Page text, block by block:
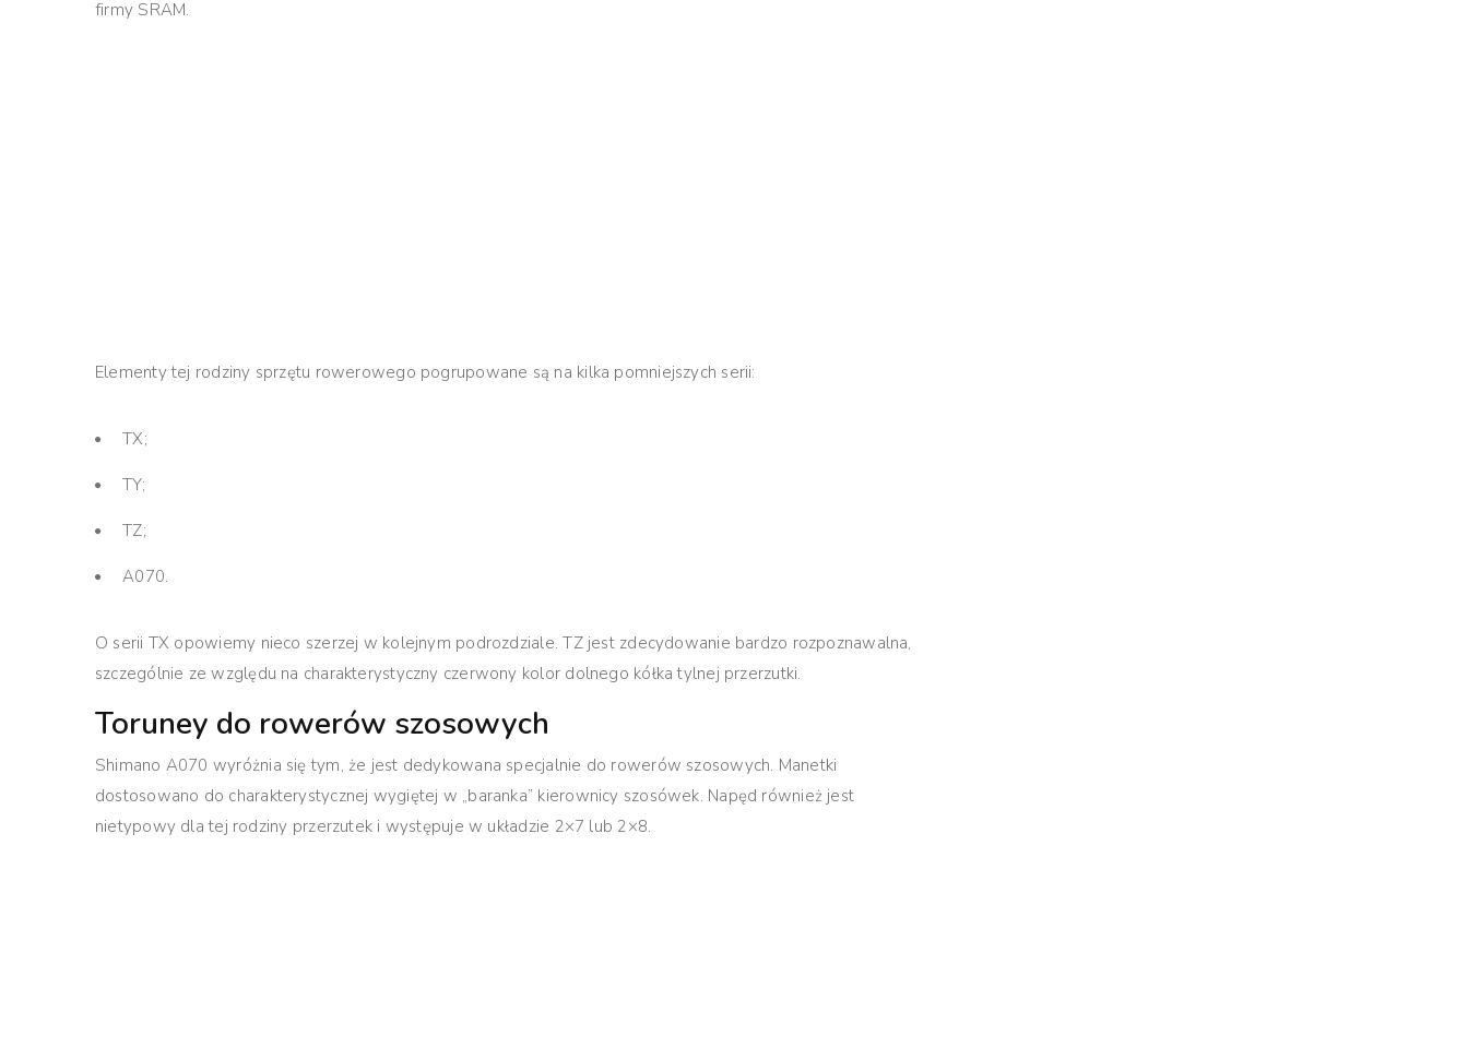
firmy SRAM.
Elementy tej rodziny sprzętu rowerowego pogrupowane są na kilka pomniejszych serii:
TX;
TY;
TZ;
A070.
O serii TX opowiemy nieco szerzej w kolejnym podrozdziale. TZ jest zdecydowanie bardzo rozpoznawalna,
szczególnie ze względu na charakterystyczny czerwony kolor dolnego kółka tylnej przerzutki.
Toruney do rowerów szosowych
Shimano A070 wyróżnia się tym, że jest dedykowana specjalnie do rowerów szosowych. Manetki
dostosowano do charakterystycznej wygiętej w „baranka” kierownicy szosówek. Napęd również jest
nietypowy dla tej rodziny przerzutek i występuje w układzie 2×7 lub 2×8.